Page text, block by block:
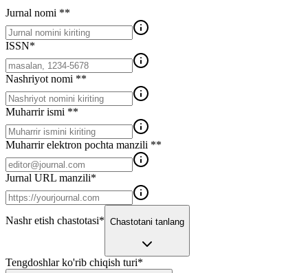
Jurnal nomi **
ISSN*
Nashriyot nomi **
Muharrir ismi **
Muharrir elektron pochta manzili **
Jurnal URL manzili*
Nashr etish chastotasi* Chastotani tanlang
Tengdoshlar ko'rib chiqish turi*